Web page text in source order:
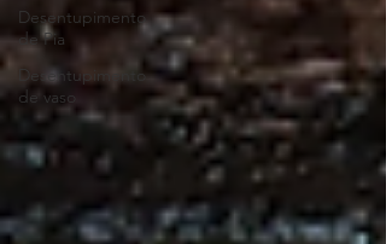
Desentupimento
de Pia
Desentupimento
de vaso